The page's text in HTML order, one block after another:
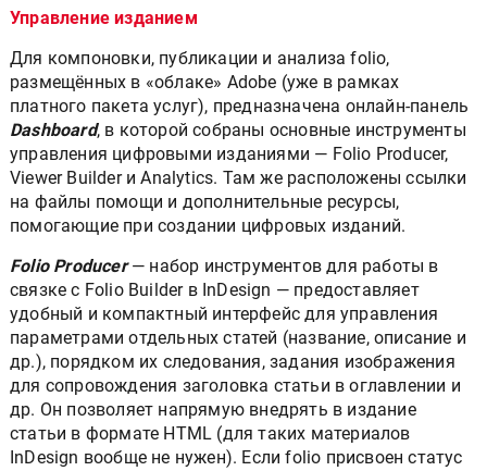
Управление изданием
Для компоновки, публикации и анализа folio,
размещённых в «облаке» Adobe (уже в рамках
платного пакета услуг), предназначена онлайн-панель
Dashboard, в которой собраны основные инструменты
управления цифровыми изданиями — Folio Producer,
Viewer Builder и Analytics. Там же расположены ссылки
на файлы помощи и дополнительные ресурсы,
помогающие при создании цифровых изданий.
Folio Producer— набор инструментов для работы в
связке с Folio Builder в InDesign — предоставляет
удобный и компактный интерфейс для управления
параметрами отдельных статей (название, описание и
др.), порядком их следования, задания изображения
для сопровождения заголовка статьи в оглавлении и
др. Он позволяет напрямую внедрять в издание
статьи в формате HTML (для таких материалов
InDesign вообще не нужен). Если folio присвоен статус